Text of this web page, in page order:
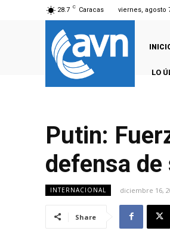
28.7 C Caracas viernes, agosto
LO
Putin:
defensa
INTERNACIONAL diciembre 16,
Share